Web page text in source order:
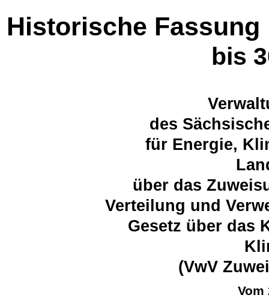
Historische Fassung
bis
des
für Energie,
über das
Verteilung und
Gesetz über das
(VwV
Vom